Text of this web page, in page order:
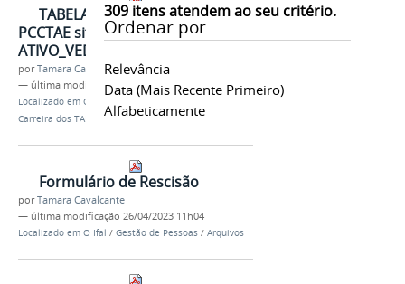
309itens atendem ao seu critério.
Ordenar por
Relevância
Data (mais Recente Primeiro)
Alfabeticamente
TABELA DE CARGOS DO
PCCTAE situação
ATIVO_VEDADO_EXTINTO - IFAL
porTamara Cavalcante
— última modificação31/03/2023 14h42
Localizado em O Ifal
Carreira dos TAEs - PCCTAE
Formulário de Rescisão
porTamara Cavalcante
— última modificação 26/04/2023 11h04
Localizado em O Ifal / Gestão de Pessoas / Arquivos